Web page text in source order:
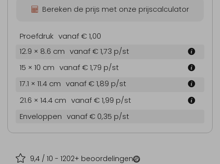
9,4 / 10 - 1202+ beoordelingen
Bereken de prijs met onze prijscalculator
Proefdruk vanaf € 1,00
12.9 × 8.6 cm vanaf € 1,73 p/st
15 × 10 cm vanaf € 1,79 p/st
17.1 × 11.4 cm vanaf € 1,89 p/st
21.6 × 14.4 cm vanaf € 1,99 p/st
Enveloppen vanaf € 0,35 p/st